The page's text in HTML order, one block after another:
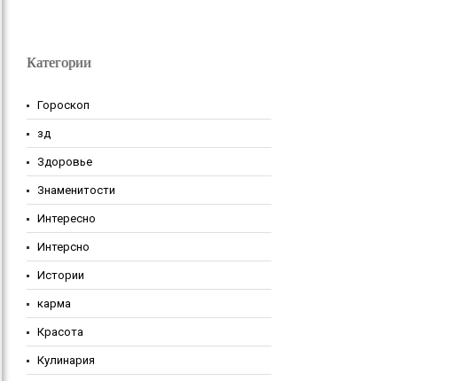
Категории
Гороскоп
зд
Здоровье
Знаменитости
Интересно
Интерсно
Истории
карма
Красота
Кулинария